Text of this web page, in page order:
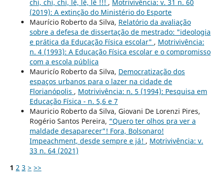
chi, chi, chi, lê, lê, lê !!! , Motrivivência: v. 31 n. 60
(2019): A extinção do Ministério do Esporte
Maurício Roberto da Silva, Relatório da avaliação
sobre a defesa de dissertação de mestrado: "ideologia
e prática da Educação Física escolar" , Motrivivência:
n. 4 (1993): A Educação Física escolar e o compromisso
com a escola pública
Mauricío Roberto da Silva, Democratização dos
espaços urbanos para o lazer na cidade de
Florianópolis , Motrivivência: n. 5 (1994): Pesquisa em
Educação Física - n. 5,6 e 7
Mauricio Roberto da Silva, Giovani De Lorenzi Pires,
Rogério Santos Pereira, “Quero ter olhos pra ver a
maldade desaparecer”! Fora, Bolsonaro!
Impeachment, desde sempre e já! , Motrivivência: v.
33 n. 64 (2021)
1 2 3 > >>